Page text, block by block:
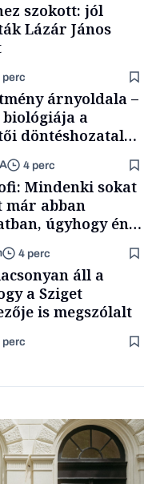
szokott: jól
Lázár János
perc
árnyoldala –
biológiája a
döntéshozatal
4 perc
Mindenki sokat
már abban
úgyhogy én
akartam
4 perc
áll a
a Sziget
is megszólalt
perc